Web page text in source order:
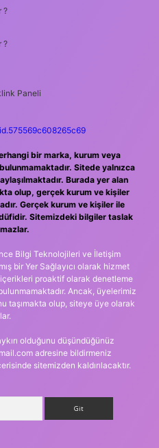
?
?
bir marka, kurum veya
Sitede yalnızca
Burada yer alan
olup, gerçek kurum ve kişiler
Gerçek kurum ve kişiler ile
Sitemizdeki bilgiler taslak
Bilgi Teknolojileri ve İletişim
bir Yer Sağlayıcı olarak hizmet
proaktif olarak denetleme
Ancak, üyelerimiz
taşımakta olup, siteye üye olarak
olduğunu düşündüğünüz
adresine bildirmeniz
sitemizden kaldırılacaktır.